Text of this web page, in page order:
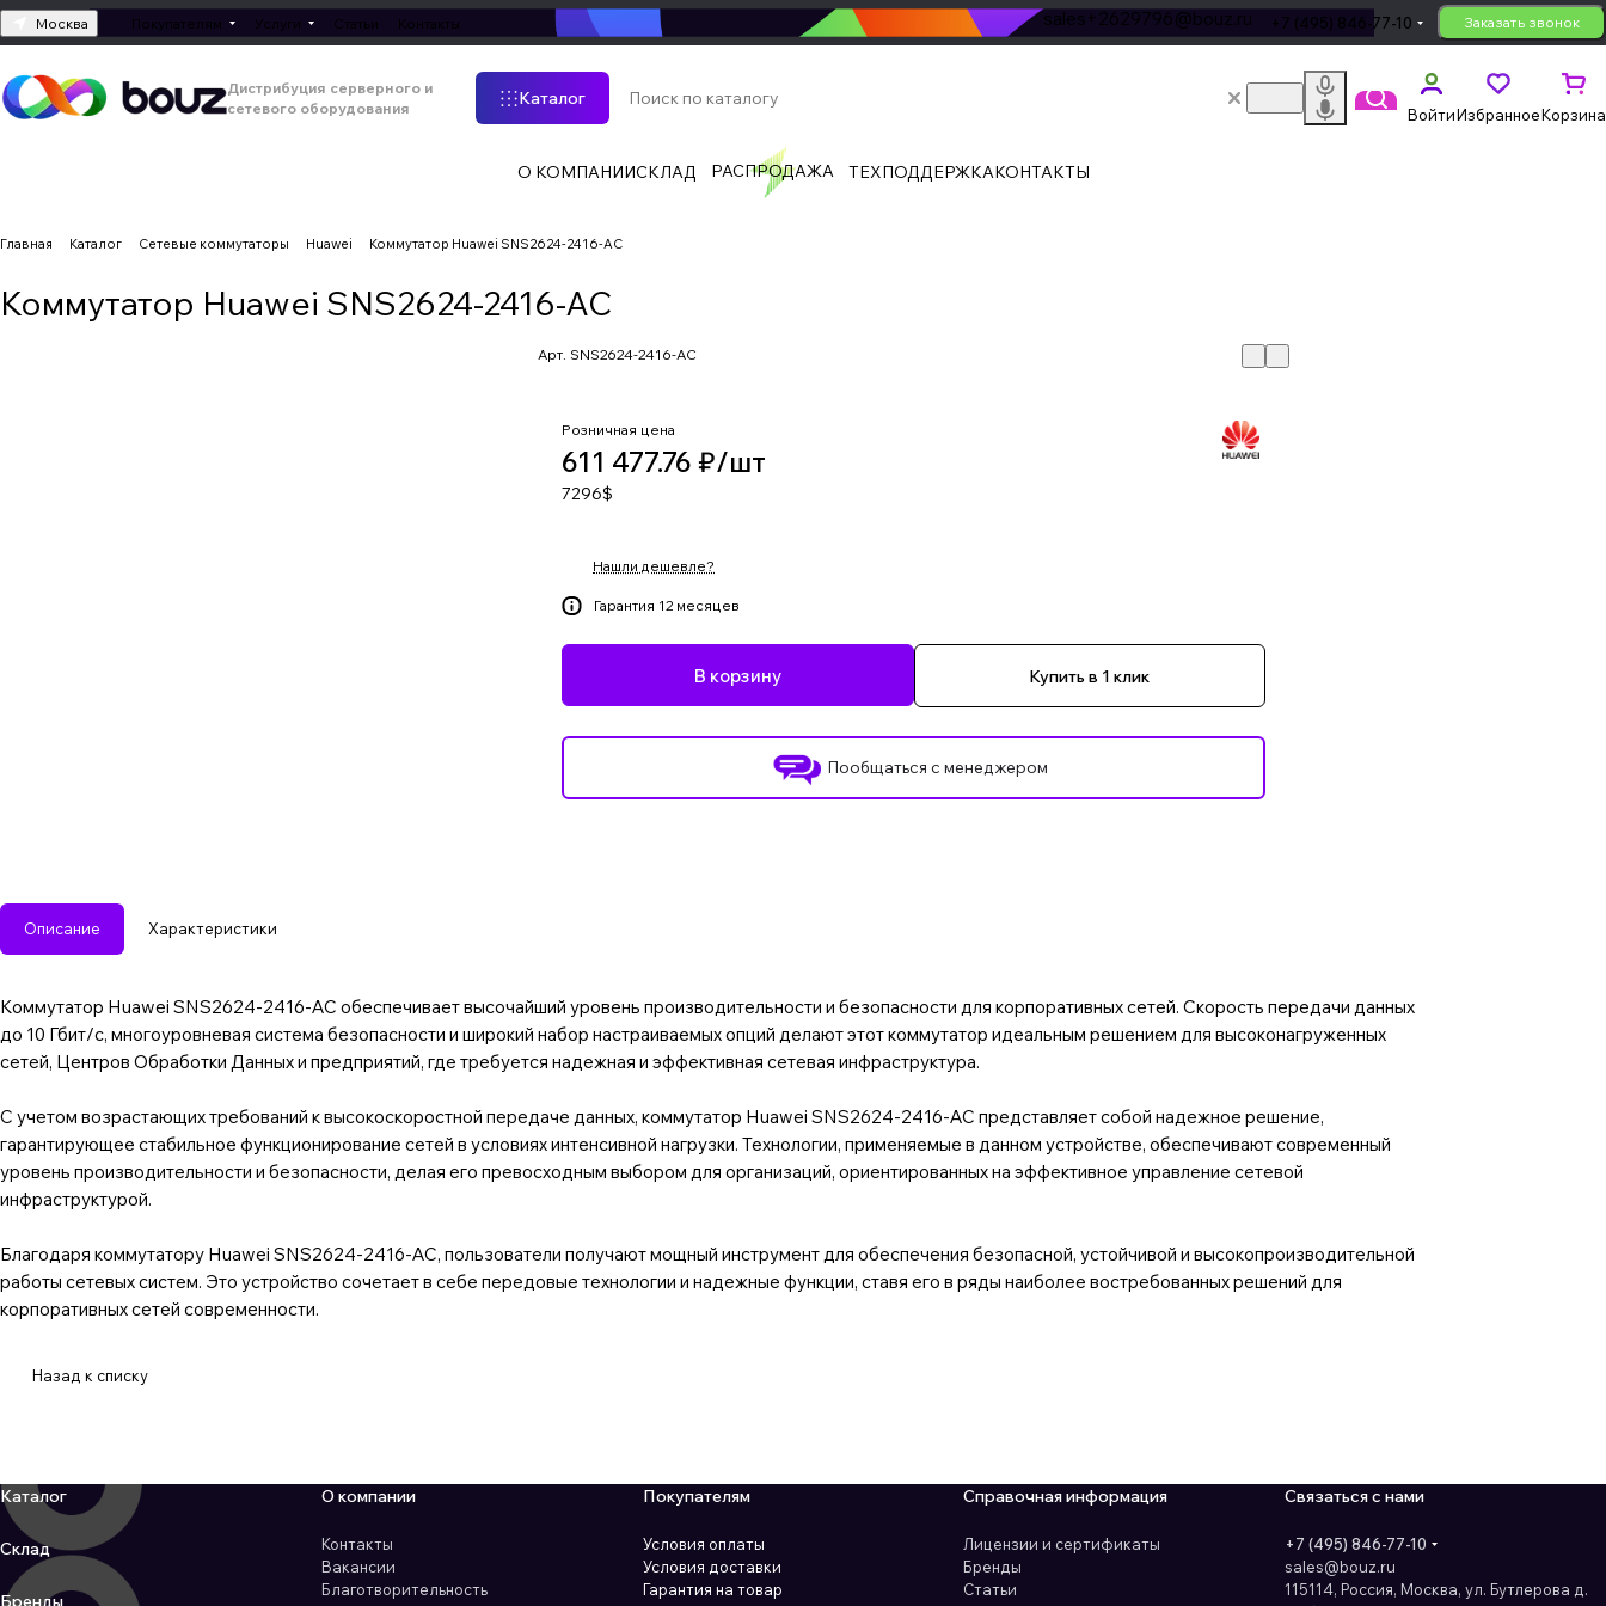
Москва Покупателям Услуги Статьи Контакты sales+2629796@bouz.ru +7 (495) 846-77-10 Заказать звонок
Дистрибуция серверного и
сетевого оборудования
Каталог
ВойтиИзбранноеКорзина
О КОМПАНИИСКЛАД РАСПРОДАЖА ТЕХПОДДЕРЖКАКОНТАКТЫ
Главная Каталог Сетевые коммутаторы Huawei Коммутатор Huawei SNS2624-2416-AC
Коммутатор Huawei SNS2624-2416-AC
Арт. SNS2624-2416-AC
Розничная цена
611 477.76 ₽/шт
7296$
В корзину Купить в 1 клик
Пообщаться с менеджером
Нашли дешевле?
Гарантия 12 месяцев
Описание Характеристики
Коммутатор Huawei SNS2624-2416-AC обеспечивает высочайший уровень производительности и безопасности для корпоративных сетей. Скорость передачи данных
до 10 Гбит/с, многоуровневая система безопасности и широкий набор настраиваемых опций делают этот коммутатор идеальным решением для высоконагруженных
сетей, Центров Обработки Данных и предприятий, где требуется надежная и эффективная сетевая инфраструктура.
С учетом возрастающих требований к высокоскоростной передаче данных, коммутатор Huawei SNS2624-2416-AC представляет собой надежное решение,
гарантирующее стабильное функционирование сетей в условиях интенсивной нагрузки. Технологии, применяемые в данном устройстве, обеспечивают современный
уровень производительности и безопасности, делая его превосходным выбором для организаций, ориентированных на эффективное управление сетевой
инфраструктурой.
Благодаря коммутатору Huawei SNS2624-2416-AC, пользователи получают мощный инструмент для обеспечения безопасной, устойчивой и высокопроизводительной
работы сетевых систем. Это устройство сочетает в себе передовые технологии и надежные функции, ставя его в ряды наиболее востребованных решений для
корпоративных сетей современности.
Назад к списку
Каталог
Склад
Бренды
О компании
Контакты
Вакансии
Благотворительность
Покупателям
Условия оплаты
Условия доставки
Гарантия на товар
Справочная информация
Лицензии и сертификаты
Бренды
Статьи
Связаться с нами
+7 (495) 846-77-10
sales@bouz.ru
115114, Россия, Москва, ул. Бутлерова д.